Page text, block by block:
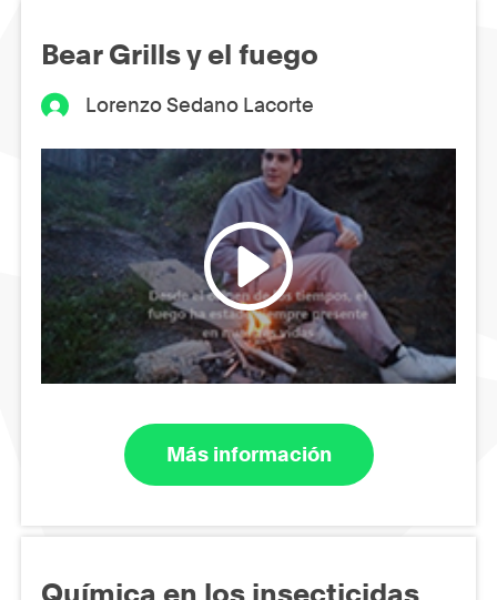
Bear Grills y el fuego
Lorenzo Sedano Lacorte
Más información
Química en los insecticidas